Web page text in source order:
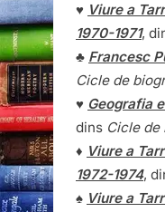
♥ Viure a
1970-1971,
♣ Francesc
Cicle de
♥ Geografia
dins Cicle de
♦ Viure a
1972-1974,
♠ Viure a